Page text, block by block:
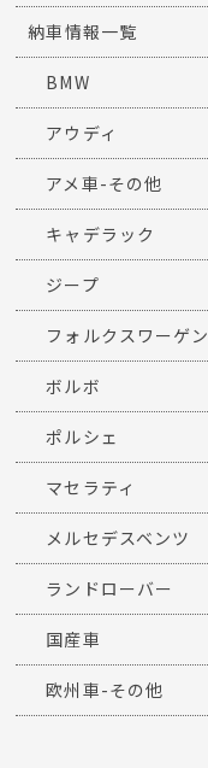
納車情報一覧
BMW
アウディ
アメ車-その他
キャデラック
ジープ
フォルクスワーゲン
ボルボ
ポルシェ
マセラティ
メルセデスベンツ
ランドローバー
国産車
欧州車-その他